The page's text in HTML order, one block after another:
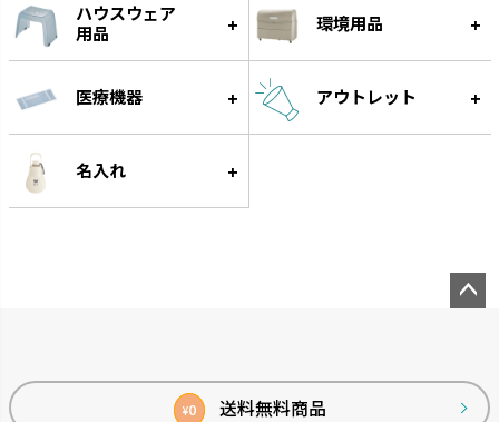
シンプルトーン
ハウスウェア
用品
環境用品
医療機器 アウトレット
名入れ
¥0 送料無料商品
ップ
へ